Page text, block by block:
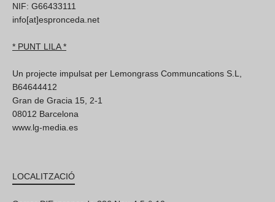
NIF: G66433111
info[at]espronceda.net
* PUNT LILA *
Un projecte impulsat per Lemongrass Communcations S.L,
B64644412
Gran de Gracia 15, 2-1
08012 Barcelona
www.lg-media.es
LOCALITZACIÓ